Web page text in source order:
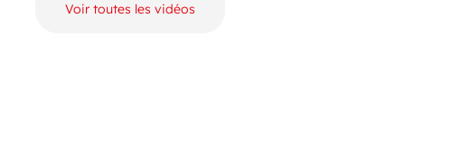
Voir toutes les vidéos